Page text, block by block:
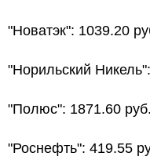
"Новатэк": 1039.20
"Норильский
"Полюс": 1871.60
"Роснефть": 419.55